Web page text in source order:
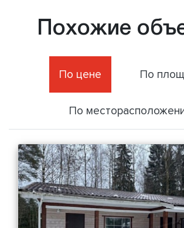
Похожие
По цене По
По